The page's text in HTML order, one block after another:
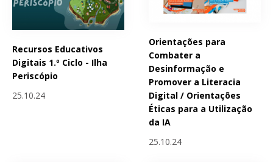
Recursos Educativos
Digitais 1.º Ciclo - Ilha
Periscópio
25.10.24
Orientações para
Combater a
Desinformação e
Promover a Literacia
Digital / Orientações
Éticas para a Utilização
da IA
25.10.24